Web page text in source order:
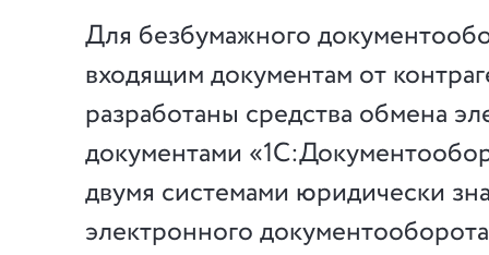
Для безбумажного
входящим документам от
разработаны средства обмена
документами
двумя системами юридически
электронного